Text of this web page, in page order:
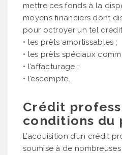
mettre ces fonds à la
moyens financiers dont
pour octroyer un tel
• les prêts amortissables ;
• les prêts spéciaux
• l’affacturage ;
• l’escompte.
Crédit
conditions du
L’acquisition d’un crédit
soumise à de